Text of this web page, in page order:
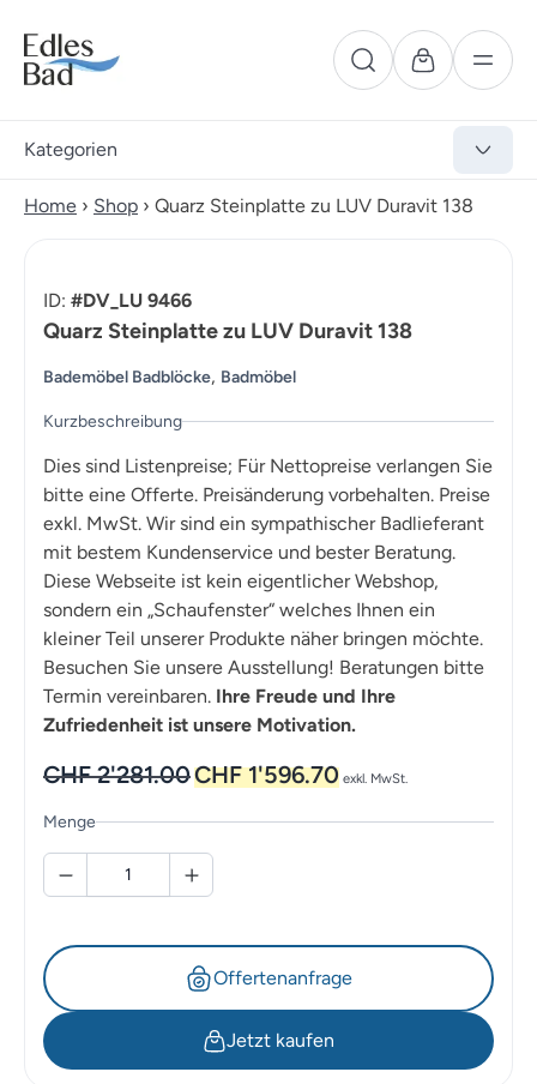
Kategorien
Home › Shop › Quarz Steinplatte zu LUV Duravit 138
ID: #DV_LU 9466
Quarz Steinplatte zu LUV Duravit 138
Bademöbel Badblöcke, Badmöbel
Kurzbeschreibung
Dies sind Listenpreise; Für Nettopreise verlangen Sie
bitte eine Offerte. Preisänderung vorbehalten. Preise
exkl. MwSt. Wir sind ein sympathischer Badlieferant
mit bestem Kundenservice und bester Beratung.
Diese Webseite ist kein eigentlicher Webshop,
sondern ein „Schaufenster“ welches Ihnen ein
kleiner Teil unserer Produkte näher bringen möchte.
Besuchen Sie unsere Ausstellung! Beratungen bitte
Termin vereinbaren. Ihre Freude und Ihre
Zufriedenheit ist unsere Motivation.
CHF2'281.00Ursprünglicher
Preis
war:
CHF1'596.70Aktueller
Preis
ist:
exkl. MwSt.
Menge
Offertenanfrage
Jetzt kaufen